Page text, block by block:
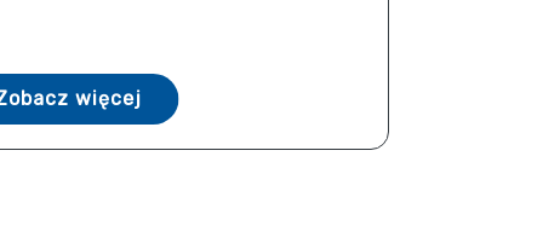
więcej